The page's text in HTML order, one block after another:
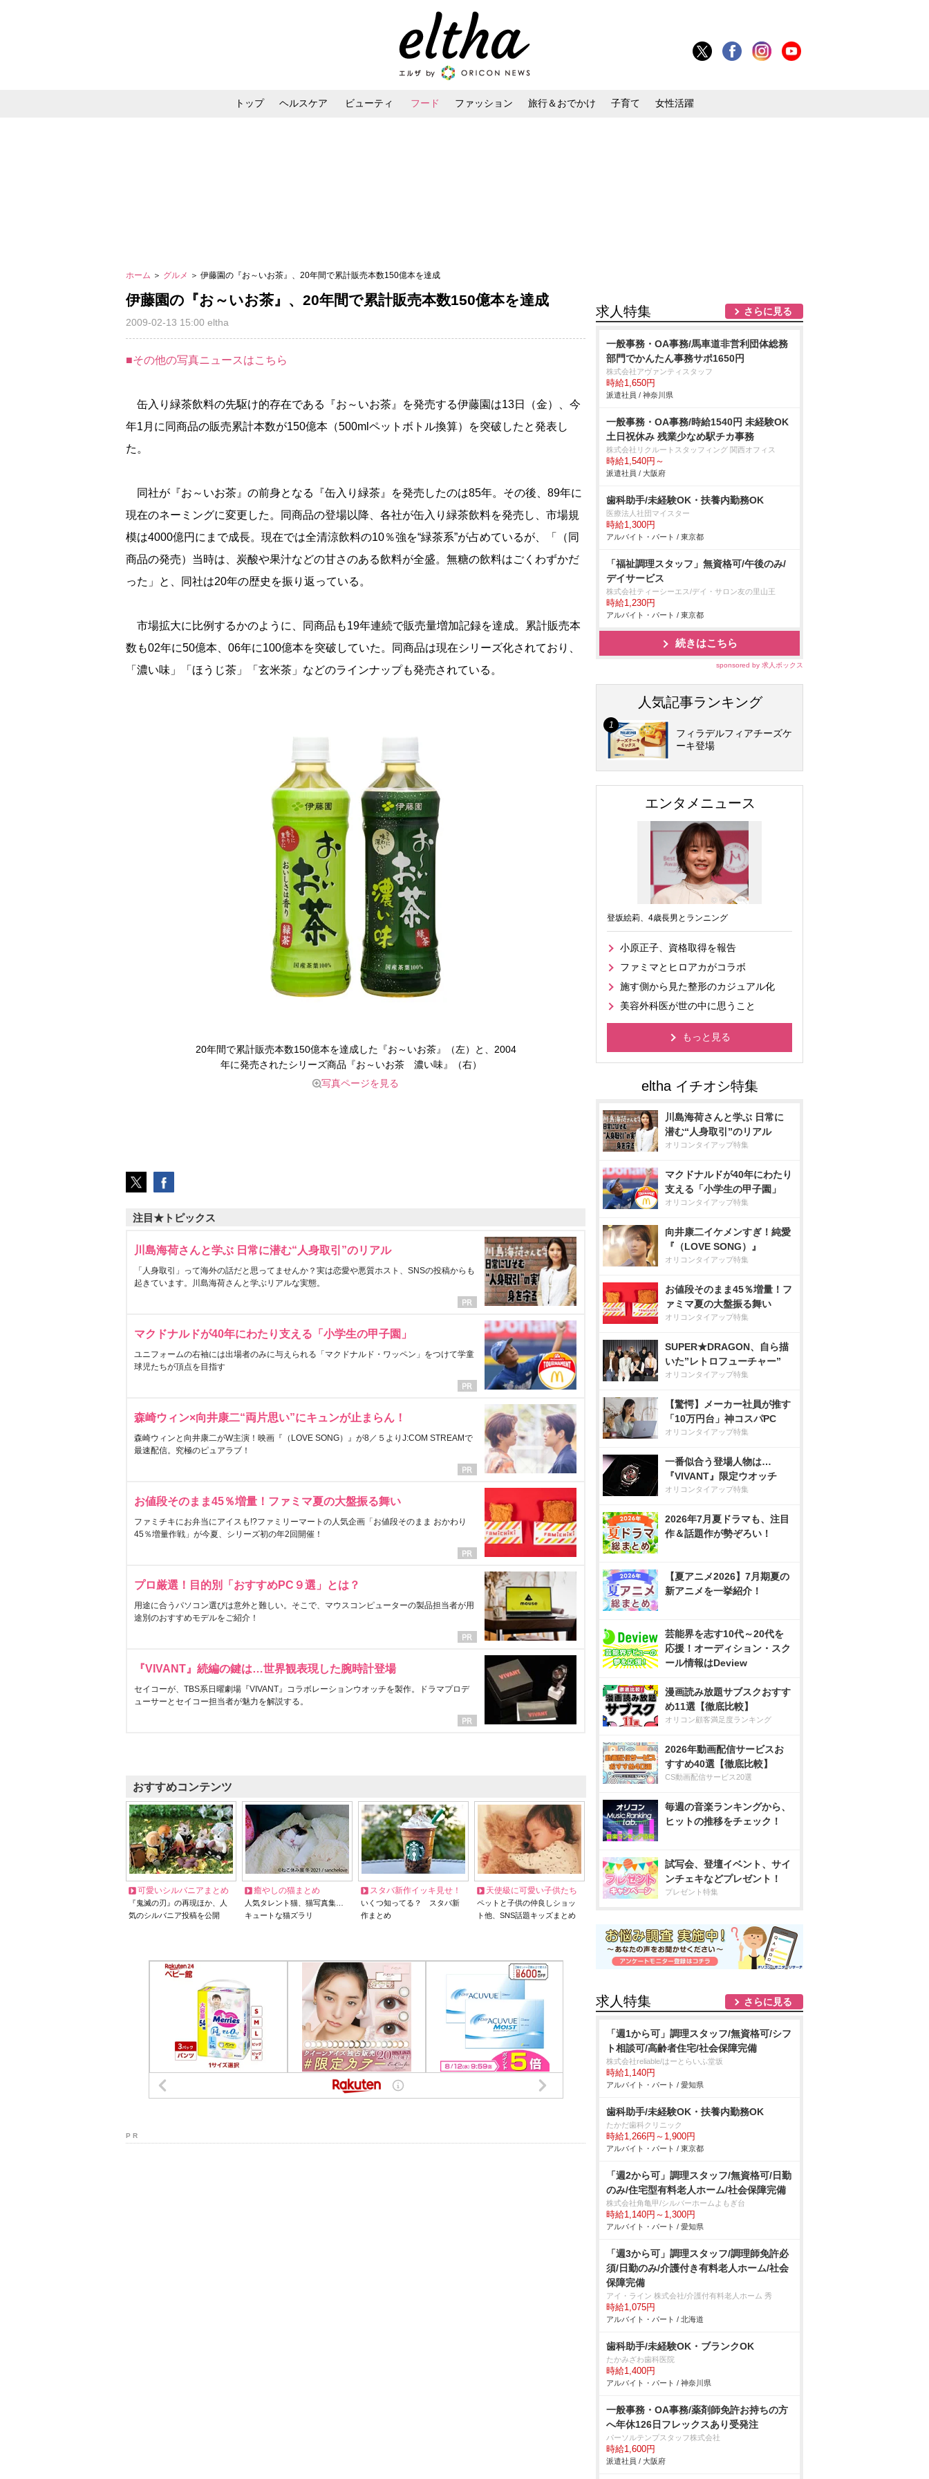
トップ ヘルスケア ビューティ フード ファッション 旅行＆おでかけ 子育て 女性活躍
ホーム ＞ グルメ ＞ 伊藤園の『お～いお茶』、20年間で累計販売本数150億本を達成
伊藤園の『お～いお茶』、20年間で累計販売本数150億本を達成
2009-02-13 15:00 eltha
■その他の写真ニュースはこちら
缶入り緑茶飲料の先駆け的存在である『お～いお茶』を発売する伊藤園は13日（金）、今
年1月に同商品の販売累計本数が150億本（500mlペットボトル換算）を突破したと発表し
た。
同社が『お～いお茶』の前身となる『缶入り緑茶』を発売したのは85年。その後、89年に
現在のネーミングに変更した。同商品の登場以降、各社が缶入り緑茶飲料を発売し、市場規
模は4000億円にまで成長。現在では全清涼飲料の10％強を“緑茶系”が占めているが、「（同
商品の発売）当時は、炭酸や果汁などの甘さのある飲料が全盛。無糖の飲料はごくわずかだ
った」と、同社は20年の歴史を振り返っている。
市場拡大に比例するかのように、同商品も19年連続で販売量増加記録を達成。累計販売本
数も02年に50億本、06年に100億本を突破していた。同商品は現在シリーズ化されており、
「濃い味」「ほうじ茶」「玄米茶」などのラインナップも発売されている。
20年間で累計販売本数150億本を達成した『お～いお茶』（左）と、2004
年に発売されたシリーズ商品『お～いお茶 濃い味』（右）
写真ページを見る
注目★トピックス
川島海荷さんと学ぶ 日常に潜む“人身取引”のリアル
「人身取引」って海外の話だと思ってませんか？実は恋愛や悪質ホスト、SNSの投稿からも
起きています。川島海荷さんと学ぶリアルな実態。
マクドナルドが40年にわたり支える「小学生の甲子園」
ユニフォームの右袖には出場者のみに与えられる「マクドナルド・ワッペン」をつけて学童
球児たちが頂点を目指す
森崎ウィン×向井康二“両片思い”にキュンが止まらん！
森崎ウィンと向井康二がW主演！映画『（LOVE SONG）』が8／５よりJ:COM STREAMで
最速配信。究極のピュアラブ！
お値段そのまま45％増量！ファミマ夏の大盤振る舞い
ファミチキにお弁当にアイスも!?ファミリーマートの人気企画「お値段そのまま おかわり
45％増量作戦」が今夏、シリーズ初の年2回開催！
プロ厳選！目的別「おすすめPC９選」とは？
用途に合うパソコン選びは意外と難しい。そこで、マウスコンピューターの製品担当者が用
途別のおすすめモデルをご紹介！
『VIVANT』続編の鍵は…世界観表現した腕時計登場
セイコーが、TBS系日曜劇場『VIVANT』コラボレーションウオッチを製作。ドラマプロデ
ューサーとセイコー担当者が魅力を解説する。
おすすめコンテンツ
可愛いシルバニアまとめ
『鬼滅の刃』の再現ほか、人
気のシルバニア投稿を公開
癒やしの猫まとめ
人気タレント猫、猫写真集…
キュートな猫ズラリ
スタバ新作イッキ見せ！
いくつ知ってる？ スタバ新
作まとめ
天使級に可愛い子供たち
ペットと子供の仲良しショッ
ト他、SNS話題キッズまとめ
P R
求人特集 さらに見る
一般事務・OA事務/馬車道非営利団体総務
部門でかんたん事務サポ1650円
株式会社アヴァンティスタッフ
時給1,650円
派遣社員 / 神奈川県
一般事務・OA事務/時給1540円 未経験OK
土日祝休み 残業少なめ駅チカ事務
株式会社リクルートスタッフィング 関西オフィス
時給1,540円～
派遣社員 / 大阪府
歯科助手/未経験OK・扶養内勤務OK
医療法人社団マイスター
時給1,300円
アルバイト・パート / 東京都
「福祉調理スタッフ」無資格可/午後のみ/
デイサービス
株式会社ティーシーエス/デイ・サロン友の里山王
時給1,230円
アルバイト・パート / 東京都
続きはこちら
sponsored by 求人ボックス
人気記事ランキング
フィラデルフィアチーズケ
ーキ登場
エンタメニュース
登坂絵莉、4歳長男とランニング
小原正子、資格取得を報告
ファミマとヒロアカがコラボ
施す側から見た整形のカジュアル化
美容外科医が世の中に思うこと
もっと見る
川島海荷さんと学ぶ 日常に
潜む“人身取引”のリアル
オリコンタイアップ特集
マクドナルドが40年にわたり
支える「小学生の甲子園」
オリコンタイアップ特集
向井康二イケメンすぎ！純愛
『（LOVE SONG）』
オリコンタイアップ特集
お値段そのまま45％増量！フ
ァミマ夏の大盤振る舞い
オリコンタイアップ特集
SUPER★DRAGON、自ら描
いた”レトロフューチャー”
オリコンタイアップ特集
【驚愕】メーカー社員が推す
「10万円台」神コスパPC
オリコンタイアップ特集
一番似合う登場人物は…
『VIVANT』限定ウオッチ
オリコンタイアップ特集
2026年7月夏ドラマも、注目
作＆話題作が勢ぞろい！
【夏アニメ2026】7月期夏の
新アニメを一挙紹介！
芸能界を志す10代～20代を
応援！オーディション・スク
ール情報はDeview
漫画読み放題サブスクおすす
め11選【徹底比較】
オリコン顧客満足度ランキング
2026年動画配信サービスお
すすめ40選【徹底比較】
CS動画配信サービス20選
毎週の音楽ランキングから、
ヒットの推移をチェック！
試写会、登壇イベント、サイ
ンチェキなどプレゼント！
プレゼント特集
求人特集 さらに見る
「週1から可」調理スタッフ/無資格可/シフ
ト相談可/高齢者住宅/社会保障完備
株式会社reliable/はーとらいふ堂坂
時給1,140円
アルバイト・パート / 愛知県
歯科助手/未経験OK・扶養内勤務OK
たかだ歯科クリニック
時給1,266円～1,900円
アルバイト・パート / 東京都
「週2から可」調理スタッフ/無資格可/日勤
のみ/住宅型有料老人ホーム/社会保障完備
株式会社角亀甲/シルバーホームよもぎ台
時給1,140円～1,300円
アルバイト・パート / 愛知県
「週3から可」調理スタッフ/調理師免許必
須/日勤のみ/介護付き有料老人ホーム/社会
保障完備
アイ・ライン 株式会社/介護付有料老人ホーム 秀
時給1,075円
アルバイト・パート / 北海道
歯科助手/未経験OK・ブランクOK
たかみざわ歯科医院
時給1,400円
アルバイト・パート / 神奈川県
一般事務・OA事務/薬剤師免許お持ちの方
へ年休126日フレックスあり受発注
パーソルテンプスタッフ株式会社
時給1,600円
派遣社員 / 大阪府